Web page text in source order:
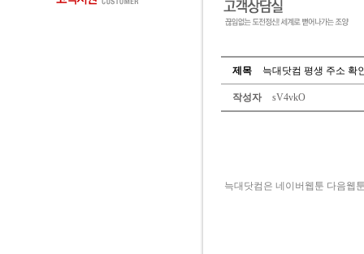
제목 늑대닷컴 평생 주소 확
작성자 sV4vkO
늑대닷컴은 네이버웹툰 다음웹